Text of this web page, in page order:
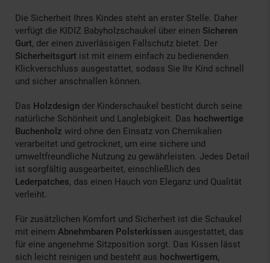
Die Sicherheit Ihres Kindes steht an erster Stelle. Daher
verfügt die KIDIZ Babyholzschaukel über einen Sicheren
Gurt, der einen zuverlässigen Fallschutz bietet. Der
Sicherheitsgurt ist mit einem einfach zu bedienenden
Klickverschluss ausgestattet, sodass Sie Ihr Kind schnell
und sicher anschnallen können.
Das Holzdesign der Kinderschaukel besticht durch seine
natürliche Schönheit und Langlebigkeit. Das hochwertige
Buchenholz wird ohne den Einsatz von Chemikalien
verarbeitet und getrocknet, um eine sichere und
umweltfreundliche Nutzung zu gewährleisten. Jedes Detail
ist sorgfältig ausgearbeitet, einschließlich des
Lederpatches, das einen Hauch von Eleganz und Qualität
verleiht.
Für zusätzlichen Komfort und Sicherheit ist die Schaukel
mit einem Abnehmbaren Polsterkissen ausgestattet, das
für eine angenehme Sitzposition sorgt. Das Kissen lässt
sich leicht reinigen und besteht aus hochwertigem,